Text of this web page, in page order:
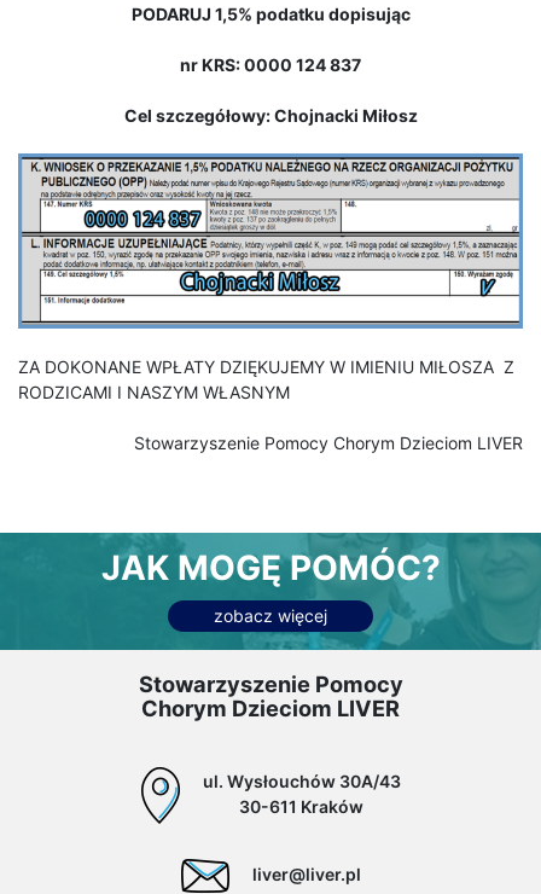
PODARUJ 1,5% podatku dopisując
nr KRS: 0000 124 837
Cel szczegółowy: Chojnacki Miłosz
ZA DOKONANE WPŁATY DZIĘKUJEMY W IMIENIU MIŁOSZA Z
RODZICAMI I NASZYM WŁASNYM
Stowarzyszenie Pomocy Chorym Dzieciom LIVER
JAK MOGĘ POMÓC?
zobacz więcej
Stowarzyszenie Pomocy
Chorym Dzieciom LIVER
ul. Wysłouchów 30A/43
30-611 Kraków
liver@liver.pl